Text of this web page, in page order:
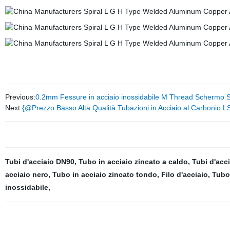
Previous:0.2mm Fessure in acciaio inossidabile M Thread Schermo
Next:{@Prezzo Basso Alta Qualità Tubazioni in Acciaio al Carbonio
Tubi d'acciaio DN90, Tubo in acciaio zincato a caldo, Tubi
acciaio nero, Tubo in acciaio zincato tondo, Filo d'acciaio,
inossidabile,